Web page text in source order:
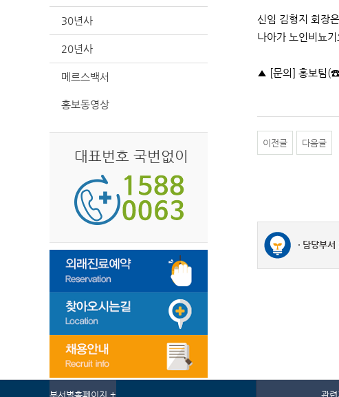
30년사
20년사
메르스백서
홍보동영상
대표번호 국번없이
신임 김형지 회장
나아가 노인비뇨
▲ [문의] 홍보팀
이전글 다음글
담당부서
부서별홈페이지 + 관